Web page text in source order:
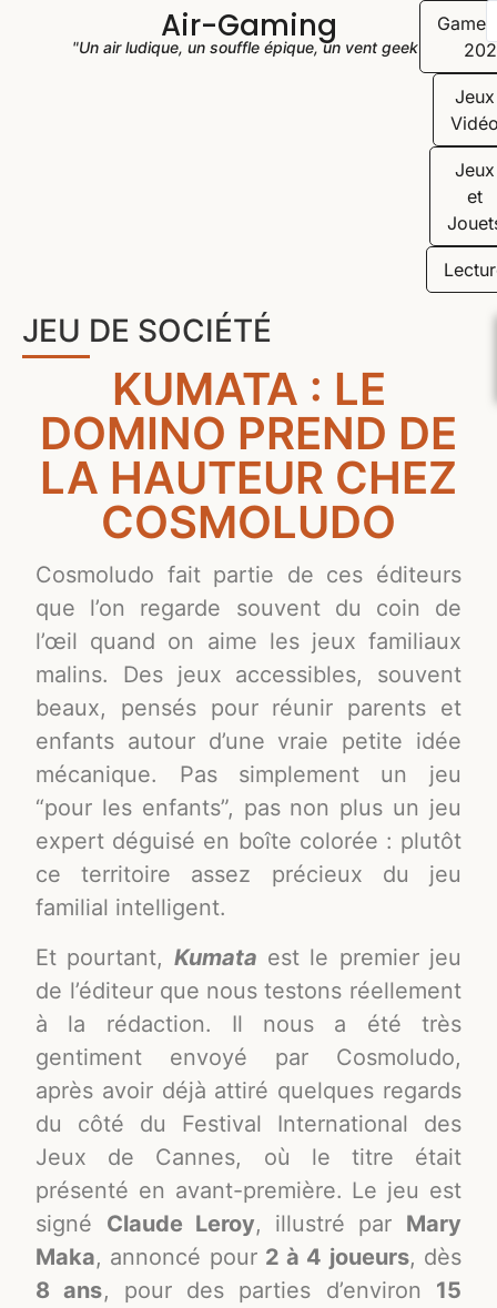
Air-Gaming
"Un air ludique, un souffle épique, un vent geek"
Jeux
Jeux
et
JEU DE SOCIÉTÉ
KUMATA : LE
DOMINO PREND DE
LA HAUTEUR CHEZ
COSMOLUDO
Cosmoludo fait partie de ces éditeurs
que l’on regarde souvent du coin de
l’œil quand on aime les jeux familiaux
malins. Des jeux accessibles, souvent
beaux, pensés pour réunir parents et
enfants autour d’une vraie petite idée
mécanique. Pas simplement un jeu
“pour les enfants”, pas non plus un jeu
expert déguisé en boîte colorée : plutôt
ce territoire assez précieux du jeu
familial intelligent.
Et pourtant, Kumata est le premier jeu
de l’éditeur que nous testons réellement
à la rédaction. Il nous a été très
gentiment envoyé par Cosmoludo,
après avoir déjà attiré quelques regards
du côté du Festival International des
Jeux de Cannes, où le titre était
présenté en avant-première. Le jeu est
signé Claude Leroy, illustré par Mary
Maka, annoncé pour 2 à 4 joueurs, dès
8 ans, pour des parties d’environ 15